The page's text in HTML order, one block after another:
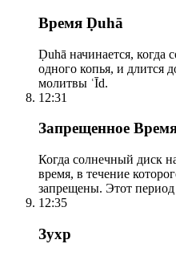
Время Ḍuhā
Ḍuhā начинается, когда
одного копья, и длится
молитвы ʿĪd.
12:31
Запрещенное
Когда солнечный диск
время, в течение
запрещены. Этот период
12:35
Зухр